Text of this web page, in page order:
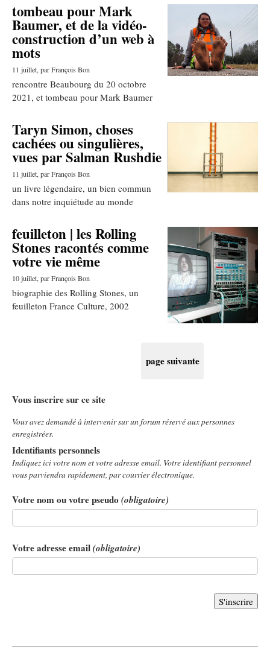
tombeau pour Mark
Baumer, et de la vidéo-
construction d’un web à
mots
11 juillet, par François Bon
rencontre Beaubourg du 20 octobre
2021, et tombeau pour Mark Baumer
Taryn Simon, choses
cachées ou singulières,
vues par Salman Rushdie
11 juillet, par François Bon
un livre légendaire, un bien commun
dans notre inquiétude au monde
feuilleton | les Rolling
Stones racontés comme
votre vie même
10 juillet, par François Bon
biographie des Rolling Stones, un
feuilleton France Culture, 2002
page suivante
Vous inscrire sur ce site
Vous avez demandé à intervenir sur un forum réservé aux personnes
enregistrées.
Identifiants personnels
Indiquez ici votre nom et votre adresse email. Votre identifiant personnel
vous parviendra rapidement, par courrier électronique.
Votre nom ou votre pseudo(obligatoire)
Votre adresse email(obligatoire)